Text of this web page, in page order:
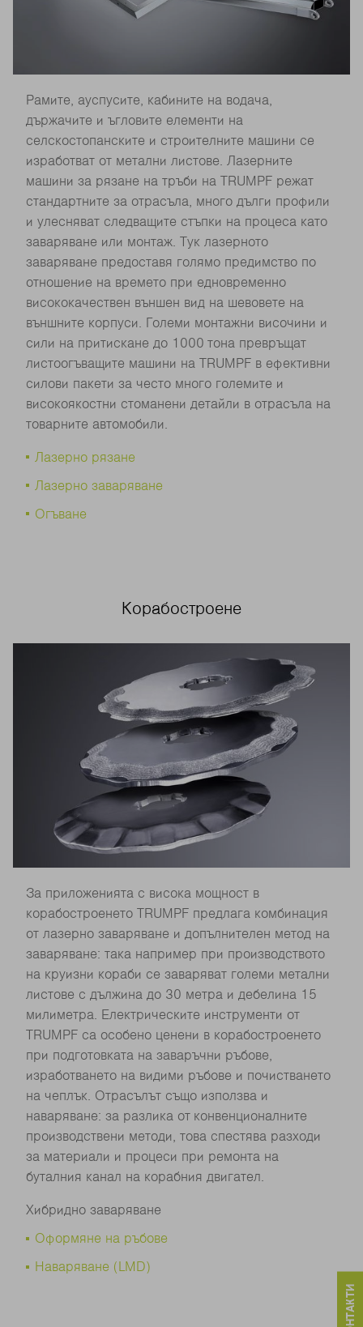
Рамите, ауспусите, кабините на водача,
държачите и ъгловите елементи на
селскостопанските и строителните машини се
изработват от метални листове. Лазерните
машини за рязане на тръби на TRUMPF режат
стандартните за отрасъла, много дълги профили
и улесняват следващите стъпки на процеса като
заваряване или монтаж. Тук лазерното
заваряване предоставя голямо предимство по
отношение на времето при едновременно
висококачествен външен вид на шевовете на
външните корпуси. Големи монтажни височини и
сили на притискане до 1000 тона превръщат
листоогъващите машини на TRUMPF в ефективни
силови пакети за често много големите и
високоякостни стоманени детайли в отрасъла на
товарните автомобили.
Лазерно рязане
Лазерно заваряване
Огъване
Корабостроене
За приложенията с висока мощност в
корабостроенето TRUMPF предлага комбинация
от лазерно заваряване и допълнителен метод на
заваряване: така например при производството
на круизни кораби се заваряват големи метални
листове с дължина до 30 метра и дебелина 15
милиметра. Електрическите инструменти от
TRUMPF са особено ценени в корабостроенето
при подготовката на заваръчни ръбове,
изработването на видими ръбове и почистването
на чеплък. Отрасълът също използва и
наваряване: за разлика от конвенционалните
производствени методи, това спестява разходи
за материали и процеси при ремонта на
буталния канал на корабния двигател.
Хибридно заваряване
Оформяне на ръбове
Наваряване (LMD)